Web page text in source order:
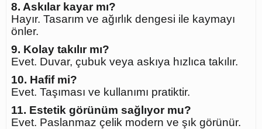
8. Askılar kayar mı?
Hayır. Tasarım ve ağırlık dengesi ile kaymayı
önler.
9. Kolay takılır mı?
Evet. Duvar, çubuk veya askıya hızlıca takılır.
10. Hafif mi?
Evet. Taşıması ve kullanımı pratiktir.
11. Estetik görünüm sağlıyor mu?
Evet. Paslanmaz çelik modern ve şık görünür.